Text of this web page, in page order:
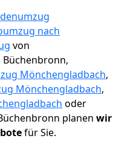
nach
von
Mönchengladbach,
Mönchengladbach,
oder
planen wir
für Sie.